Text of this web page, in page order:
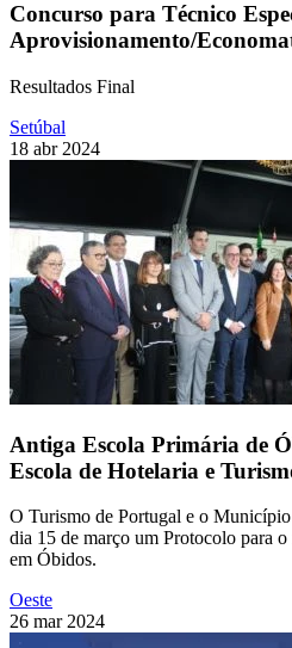
Concurso para Técnico
Aprovisionamento/
Resultados Final
Setúbal
18 abr 2024
Antiga Escola Primária de
Escola de Hotelaria e
O Turismo de Portugal e o
dia 15 de março um Protocolo para
em Óbidos.
Oeste
26 mar 2024